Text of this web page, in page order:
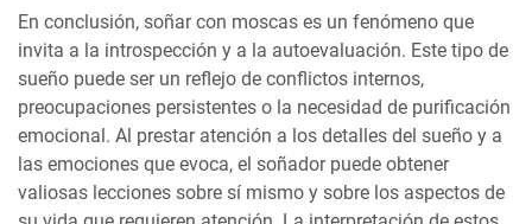
En conclusión, soñar con moscas es un fenómeno que
invita a la introspección y a la autoevaluación. Este tipo de
sueño puede ser un reflejo de conflictos internos,
preocupaciones persistentes o la necesidad de purificación
emocional. Al prestar atención a los detalles del sueño y a
las emociones que evoca, el soñador puede obtener
valiosas lecciones sobre sí mismo y sobre los aspectos de